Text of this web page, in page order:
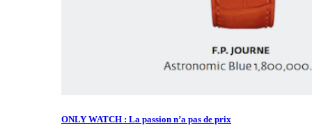
ONLY WATCH : La passion n’a pas de prix